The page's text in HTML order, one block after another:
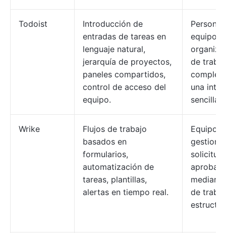
Todoist
Introducción de
entradas de tareas en
lenguaje natural,
jerarquía de proyectos,
paneles compartidos,
control de acceso del
equipo.
equipos
de
una
sencilla.
Wrike
Flujos de trabajo
basados en
formularios,
automatización de
tareas, plantillas,
alertas en tiempo real.
Equipos
de